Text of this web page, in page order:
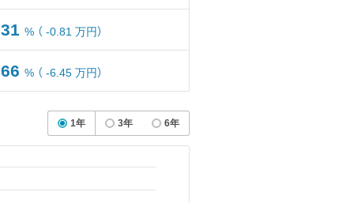
% （ -0.81 万円）
% （ -6.45 万円）
1年 3年 6年